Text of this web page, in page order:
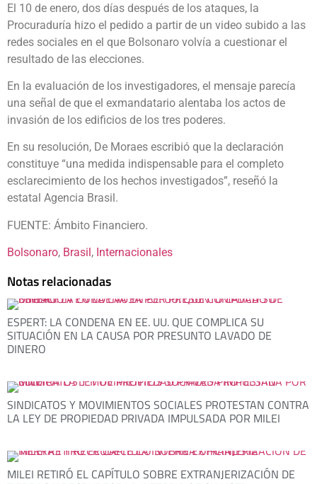
El 10 de enero, dos días después de los ataques, la
Procuraduría hizo el pedido a partir de un video subido a las
redes sociales en el que Bolsonaro volvía a cuestionar el
resultado de las elecciones.
En la evaluación de los investigadores, el mensaje parecía
una señal de que el exmandatario alentaba los actos de
invasión de los edificios de los tres poderes.
En su resolución, De Moraes escribió que la declaración
constituye “una medida indispensable para el completo
esclarecimiento de los hechos investigados”, reseñó la
estatal Agencia Brasil.
FUENTE: Ámbito Financiero.
Bolsonaro, Brasil, Internacionales
Notas relacionadas
ESPERT: LA CONDENA EN EE. UU. QUE COMPLICA SU
SITUACIÓN EN LA CAUSA POR PRESUNTO LAVADO DE
DINERO
SINDICATOS Y MOVIMIENTOS SOCIALES PROTESTAN CONTRA
LA LEY DE PROPIEDAD PRIVADA IMPULSADA POR MILEI
MILEI RETIRÓ EL CAPÍTULO SOBRE EXTRANJERIZACIÓN DE